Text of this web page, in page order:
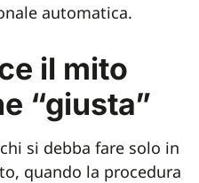
automatica.
il mito
“giusta”
si debba fare solo in
quando la procedura